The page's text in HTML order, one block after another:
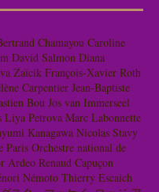
Chamayou Caroline
David Salmon Diana
Zaïcik François-Xavier Roth
Carpentier Jean-Baptiste
Bou Jos van Immerseel
Liya Petrova Marc Labonnette
Kanagawa Nicolas Stavy
Paris Orchestre national de
Ardeo Renaud Capuçon
Némoto Thierry Escaich